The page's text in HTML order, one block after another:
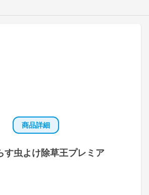
商品詳細
す虫よけ除草王プレミア